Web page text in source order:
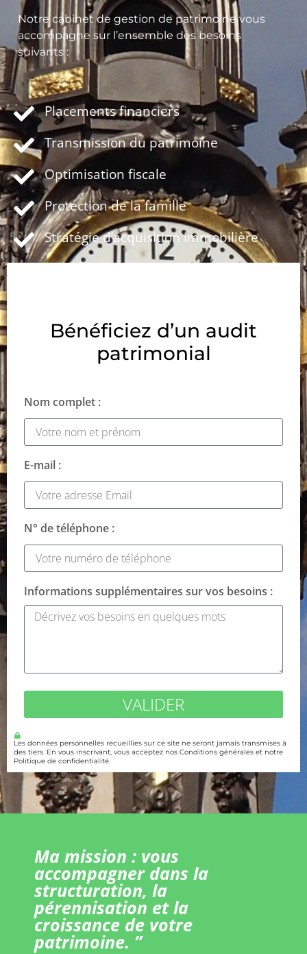
Notre cabinet de gestion de patrimoine vous
accompagne sur l’ensemble des besoins
suivants :
Placements financiers
Transmission du patrimoine
Optimisation fiscale
Protection de la famille
Stratégie d’acquisition immobilière
Bénéficiez d’un audit
patrimonial
Nom complet :
E-mail :
N° de téléphone :
Informations supplémentaires sur vos besoins :
VALIDER
Les données personnelles recueillies sur ce site ne seront jamais transmises à
des tiers. En vous inscrivant, vous acceptez nos Conditions générales et notre
Politique de confidentialité.
Ma mission : vous
accompagner dans la
structuration, la
pérennisation et la
croissance de votre
patrimoine. ”